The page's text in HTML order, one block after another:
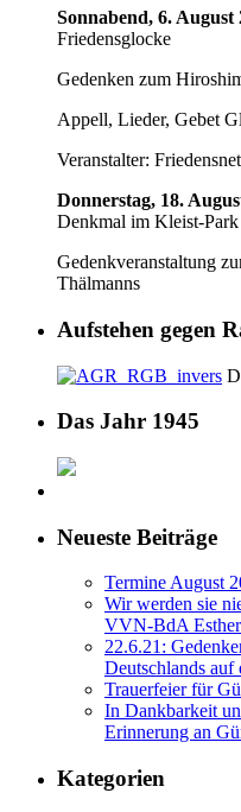
Sonnabend, 6. August
Friedensglocke
Gedenken zum
Appell, Lieder, Gebet
Veranstalter:
Donnerstag, 18.
Denkmal im Kleist-
Gedenkveranstaltung
Thälmanns
Aufstehen gegen
Das Jahr 1945
Neueste Beiträge
Termine August
Wir werden sie
VVN-BdA Esther
22.6.21:
Deutschlands
Trauerfeier für
In Dankbarkeit
Erinnerung an
Kategorien